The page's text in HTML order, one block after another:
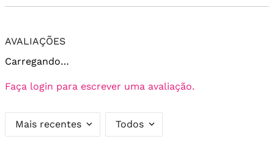
AVALIAÇÕES
Carregando…
Faça login para escrever uma avaliação.
Mais recentes Todos